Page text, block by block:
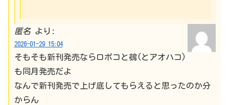
匿名 より:
2026-01-29 15:04
そもそも新刊発売ならロボコと鵺(とアオハコ)
も同月発売だよ
なんで新刊発売で上げ底してもらえると思ったのか分
からん